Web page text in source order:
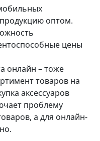
оптом.
цены
онлайн – тоже
товаров на
аксессуаров
проблему
а для онлайн-